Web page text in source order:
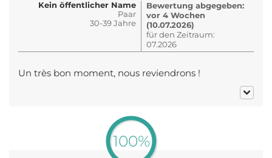
Kein öffentlicher Name
Paar
30-39 Jahre
Bewertung abgegeben:
vor 4 Wochen
(10.07.2026)
für den Zeitraum:
07.2026
Un très bon moment, nous reviendrons !
100%